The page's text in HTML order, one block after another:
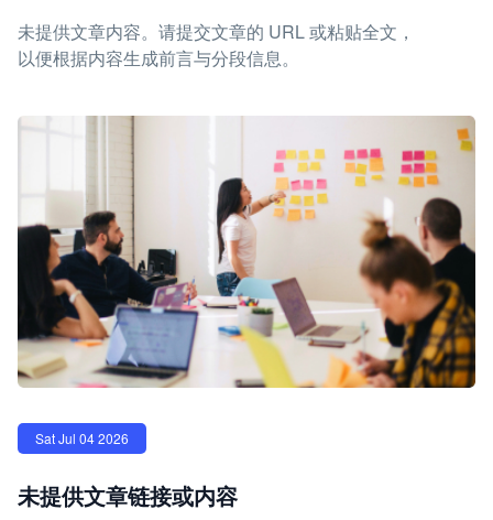
未提供文章内容。请提交文章的 URL 或粘贴全文，
以便根据内容生成前言与分段信息。
Sat Jul 04 2026
未提供文章链接或内容